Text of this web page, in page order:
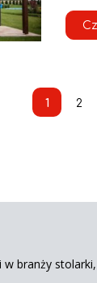
1 2
branży